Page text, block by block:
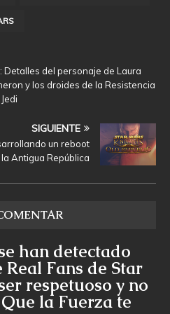
Detalles del personaje de Laura
y los droides de la Resistencia
SIGUIENTE
un reboot
Antigua República
han detectado
Fans de Star
respetuoso y no
la Fuerza te